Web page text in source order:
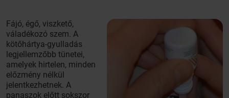
Fájó, égő, viszkető,
váladékozó szem. A
kötőhártya-gyulladás
legjellemzőbb tünetei,
amelyek hirtelen, minden
előzmény nélkül
jelentkezhetnek. A
panaszok előtt sokszor